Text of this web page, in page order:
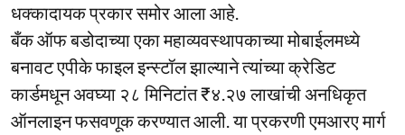
धक्कादायक प्रकार समोर आला आहे.
बँक ऑफ बडोदाच्या एका महाव्यवस्थापकाच्या मोबाईलमध्ये
बनावट एपीके फाइल इन्स्टॉल झाल्याने त्यांच्या क्रेडिट
कार्डमधून अवघ्या २८ मिनिटांत ₹४.२७ लाखांची अनधिकृत
ऑनलाइन फसवणूक करण्यात आली. या प्रकरणी एमआरए मार्ग